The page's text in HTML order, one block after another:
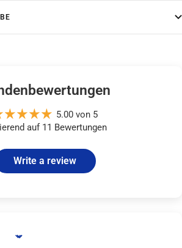
5.00 von 5
auf 11 Bewertungen
Write a review